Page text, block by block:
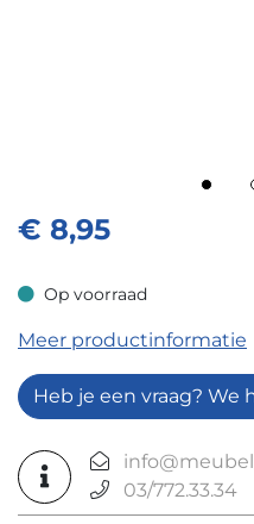
€ 8,95
Op voorraad
Op voorraad
Meer productinformatie
Heb je een vraag? We
03/772.33.34